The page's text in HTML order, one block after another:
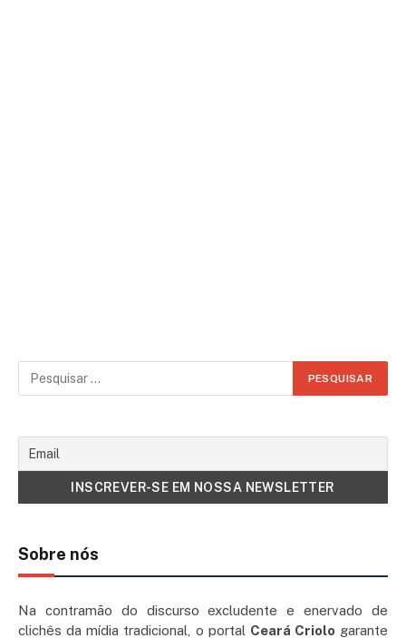
Sobre nós
Na contramão do discurso excludente e enervado de
clichês da mídia tradicional, o portal Ceará Criolo garante